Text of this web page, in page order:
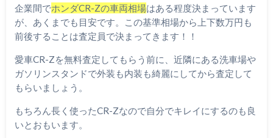
企業間でホンダCR-Zの車両相場はある程度決まっています
が、あくまでも目安です。この基準相場から上下数万円も
前後することは査定員で決まってきます！！
愛車CR-Zを無料査定してもらう前に、近隣にある洗車場や
ガソリンスタンドで外装も内装も綺麗にしてから査定して
もらいましょう。
もちろん長く使ったCR-Zなので自分でキレイにするのも良
いとおもいます。